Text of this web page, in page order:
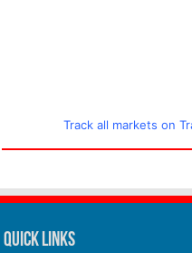
Track all markets on
Quick Links